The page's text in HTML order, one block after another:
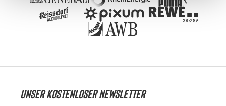
UNSER KOSTENLOSER NEWSLETTER